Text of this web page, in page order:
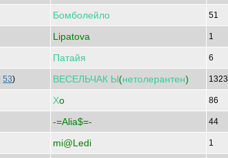
Бомболейло 51
Lipatova 1
Патайя 6
53) ВЕСЕЛЬЧАК Ы(нетолерантен) 1323
Хo 86
-=Alia$=- 44
mi@Ledi 1